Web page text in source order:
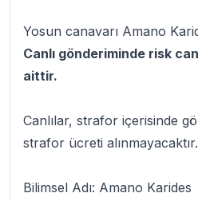
Yosun canavarı Amano
Canlı gönderiminde risk
aittir.
Canlılar, strafor içerisinde
strafor ücreti alınmayacaktır.
Bilimsel Adı: Amano Karides